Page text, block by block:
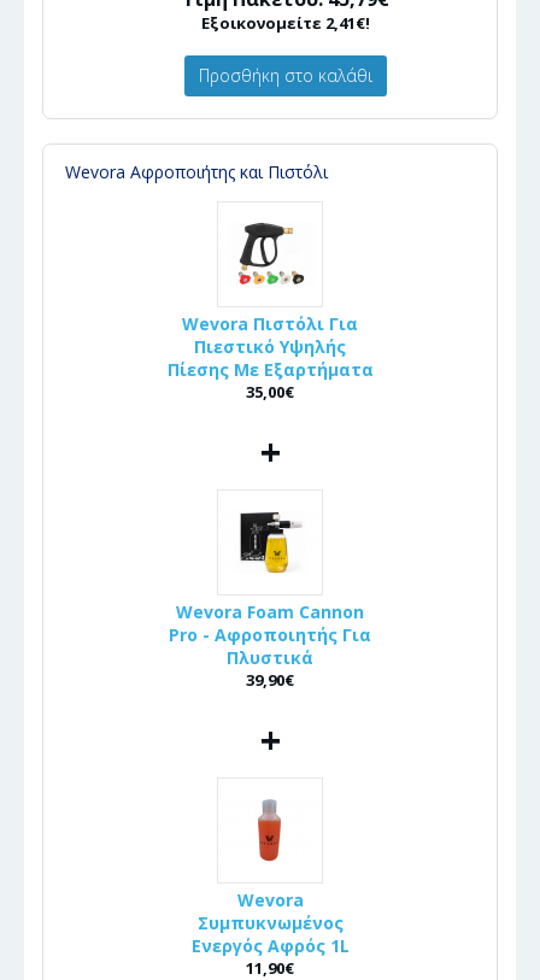
Εξοικονομείτε 2,41€!
Προσθήκη στο καλάθι
Wevora Αφροποιήτης και Πιστόλι
Wevora Πιστόλι Για
Πιεστικό Υψηλής
Πίεσης Με Εξαρτήματα
35,00€
+
Wevora Foam Cannon
Pro - Αφροποιητής Για
Πλυστικά
39,90€
+
Wevora
Συμπυκνωμένος
Ενεργός Αφρός 1L
11,90€